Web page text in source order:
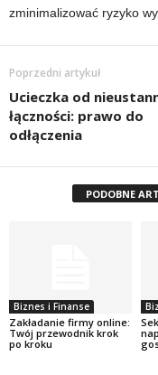
zminimalizować ryzyko
Poprzedni artykuł
Ucieczka od
łączności: prawo do
odłączenia
PODOBNE
Biznes i Finanse
Zakładanie firmy online:
Twój przewodnik krok
po kroku